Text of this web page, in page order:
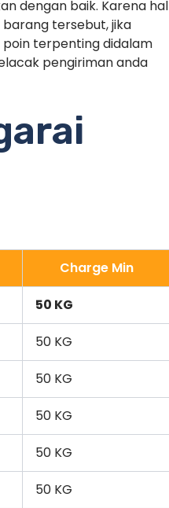
dengan baik. Karena hal
tersebut, jika
poin terpenting didalam
pengiriman anda
Charge Min
50 KG
50 KG
50 KG
50 KG
50 KG
50 KG